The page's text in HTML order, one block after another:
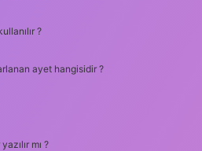
?
ayet hangisidir ?
mı ?